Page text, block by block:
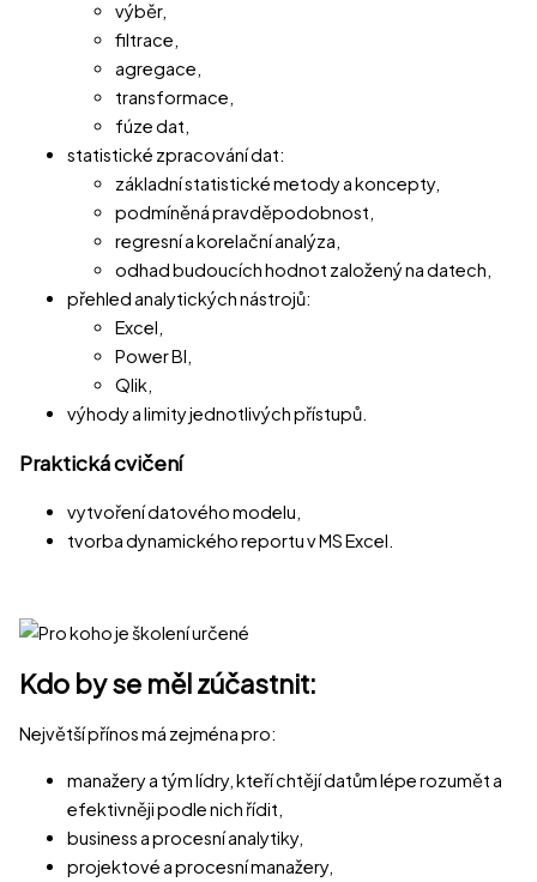
výběr,
filtrace,
agregace,
transformace,
fúze dat,
statistické zpracování dat:
základní statistické metody a koncepty,
podmíněná pravděpodobnost,
regresní a korelační analýza,
odhad budoucích hodnot založený na datech,
přehled analytických nástrojů:
Excel,
Power BI,
Qlik,
výhody a limity jednotlivých přístupů.
Praktická cvičení
vytvoření datového modelu,
tvorba dynamického reportu v MS Excel.
Kdo by se měl zúčastnit:
Největší přínos má zejména pro:
manažery a tým lídry, kteří chtějí datům lépe rozumět a
efektivněji podle nich řídit,
business a procesní analytiky,
projektové a procesní manažery,